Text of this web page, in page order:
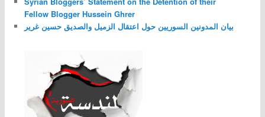
Fellow Blogger Hussein Ghrer
بيان المدونين السوريين حول اعتقال الزميل والصديق حسين غرير